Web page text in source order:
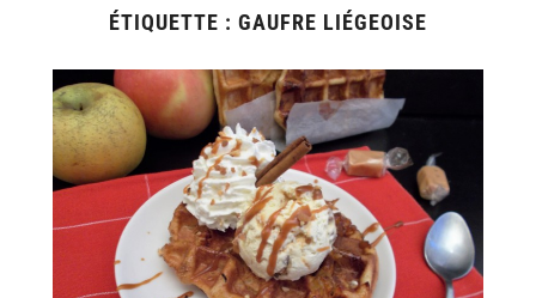
ÉTIQUETTE : GAUFRE LIÉGEOISE